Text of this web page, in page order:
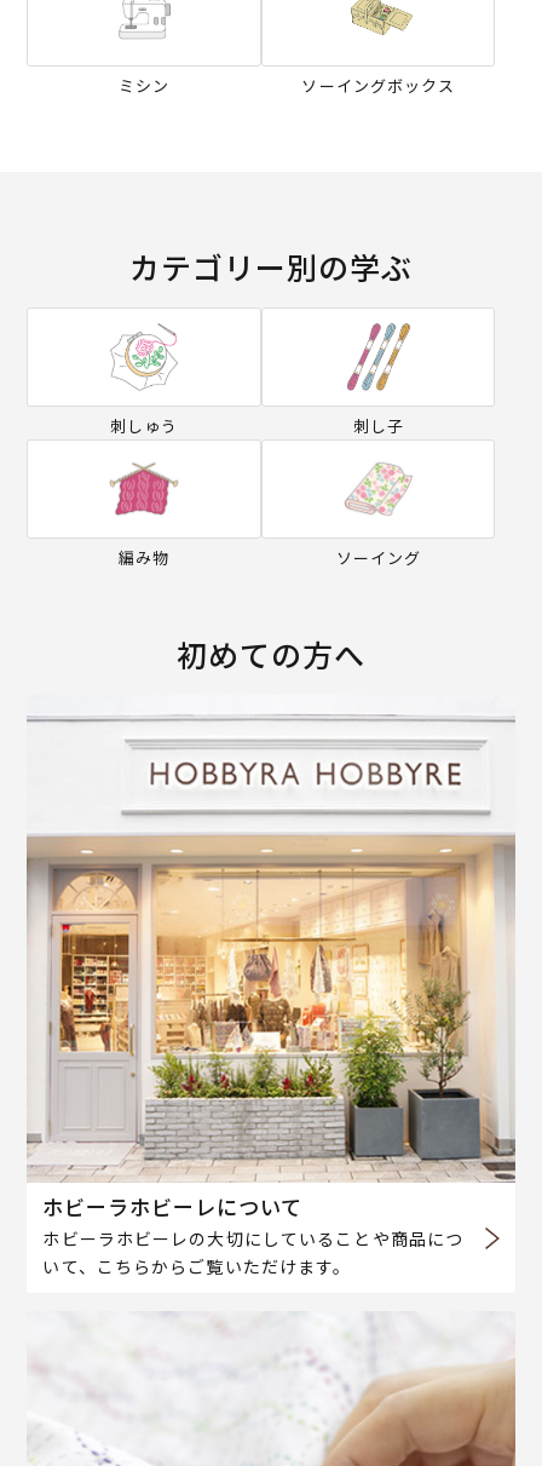
ミシン ソーイングボックス
カテゴリー別の学ぶ
刺しゅう 刺し子
編み物 ソーイング
初めての方へ
ホビーラホビーレについて
ホビーラホビーレの大切にしていることや商品につ
いて、こちらからご覧いただけます。